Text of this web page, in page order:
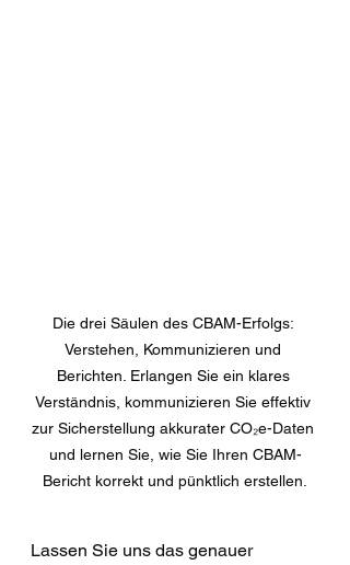
Die drei Säulen des CBAM-Erfolgs:
Verstehen, Kommunizieren und
Berichten. Erlangen Sie ein klares
Verständnis, kommunizieren Sie effektiv
zur Sicherstellung akkurater CO₂e-Daten
und lernen Sie, wie Sie Ihren CBAM-
Bericht korrekt und pünktlich erstellen.
Lassen Sie uns das genauer